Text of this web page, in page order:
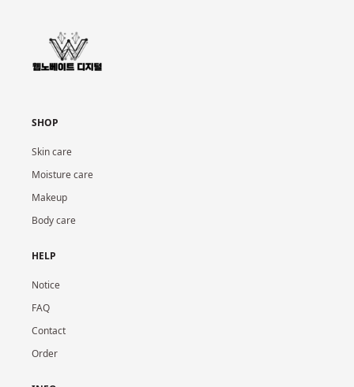
SHOP
Skin care
Moisture care
Makeup
Body care
HELP
Notice
FAQ
Contact
Order